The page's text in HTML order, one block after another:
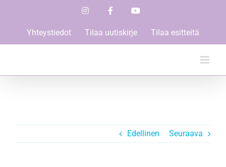
InstagramFacebook
Yhteystiedot Tilaa uutiskirje Tilaa esitteitä
Edellinen Seuraava